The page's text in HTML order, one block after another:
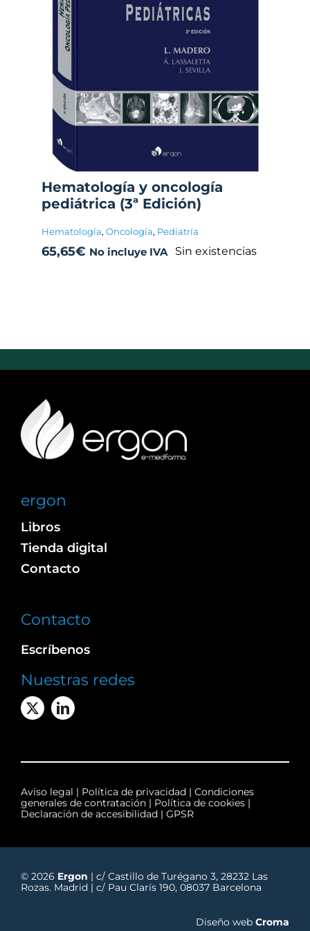
Hematología y oncología
pediátrica (3ª Edición)
Hematología, Oncología, Pediatría
65,65€ No incluye IVA Sin existencias
ergon
Libros
Tienda digital
Contacto
Contacto
Escríbenos
Nuestras redes
Aviso legal | Política de privacidad | Condiciones
generales de contratación| Política de cookies|
Declaración de accesibilidad| GPSR
© 2026 Ergon | c/ Castillo de Turégano 3, 28232 Las
Rozas. Madrid | c/ Pau Clarís 190, 08037 Barcelona
Diseño webCroma